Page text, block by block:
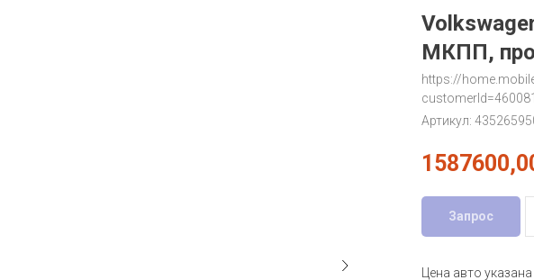
МКПП,
https://
customerId=460081
Артикул:
Запрос
Цена авто